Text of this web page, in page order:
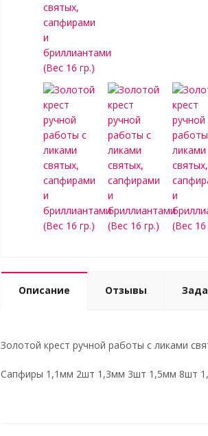
Описание Отзывы
Золотой крест ручной работы с ликами
Сапфиры 1,1мм 2шт 1,3мм 3шт 1,5мм 8шт